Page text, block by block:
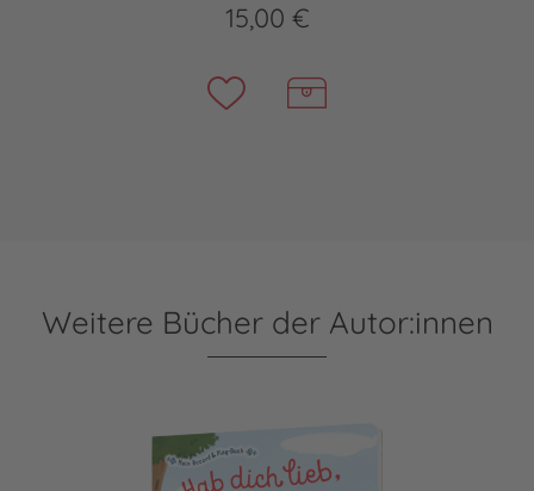
15,00 €
Weitere Bücher der Autor:innen